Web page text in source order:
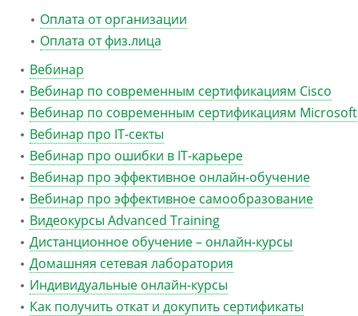
Оплата от организации
Оплата от физ.лица
Вебинар
Вебинар по современным сертификациям Cisco
Вебинар по современным сертификациям Microsoft
Вебинар про IT-секты
Вебинар про ошибки в IT-карьере
Вебинар про эффективное онлайн-обучение
Вебинар про эффективное самообразование
Видеокурсы Advanced Training
Дистанционное обучение – онлайн-курсы
Домашняя сетевая лаборатория
Индивидуальные онлайн-курсы
Как получить откат и докупить сертификаты